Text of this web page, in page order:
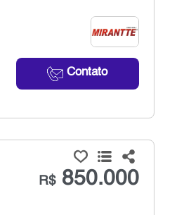
Contato
R$850.000